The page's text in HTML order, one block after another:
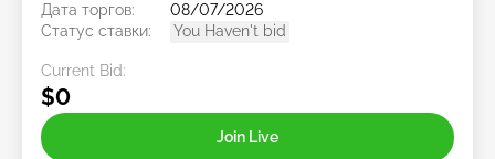
Дата торгов:
08/07/2026
Статус ставки:
You Haven't bid
Current Bid:
$0
Join Live